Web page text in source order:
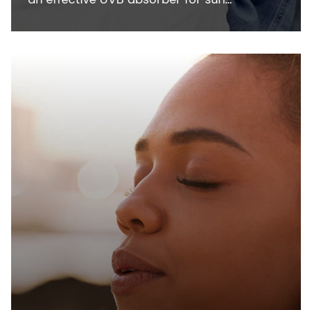
protection formulations. This colorless
many solid filters like PARSOL® 1789.